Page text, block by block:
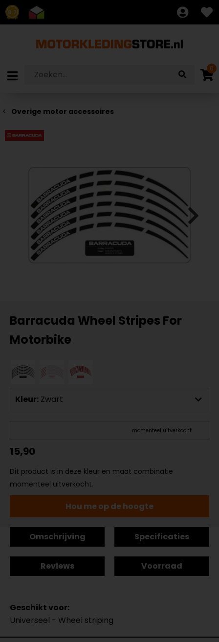
8.7
0
Overige motor accessoires
Barracuda Wheel Stripes For
Motorbike
Kleur: Zwart
momenteel uitverkocht
15,90
Dit product is in deze kleur en maat combinatie
momenteel uitverkocht.
Hou me op de hoogte
Omschrijving Specificaties
Reviews Voorraad
Geschikt voor:
Universeel - Wheel striping